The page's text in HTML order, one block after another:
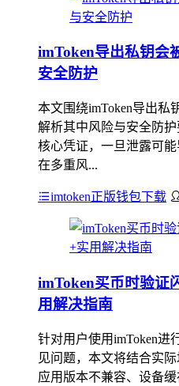
imToken导出私钥会
安全防护
本文围绕imToken导出私
解析其中风险与安全防
核心凭证，一旦泄露可
在多重风...
imtoken正版钱包下载
imToken买币时验证
用解决指南
针对用户使用imToken进
见问题，本文将结合实
应用版本不兼容、设备